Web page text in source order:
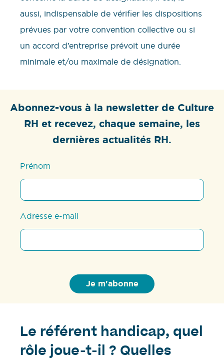
aussi, indispensable de vérifier les dispositions
prévues par votre convention collective ou si
un accord d’entreprise prévoit une durée
minimale et/ou maximale de désignation.
Abonnez-vous à la newsletter de Culture
RH et recevez, chaque semaine, les
dernières actualités RH.
Prénom
Adresse e-mail
Le référent handicap, quel
rôle joue-t-il ? Quelles